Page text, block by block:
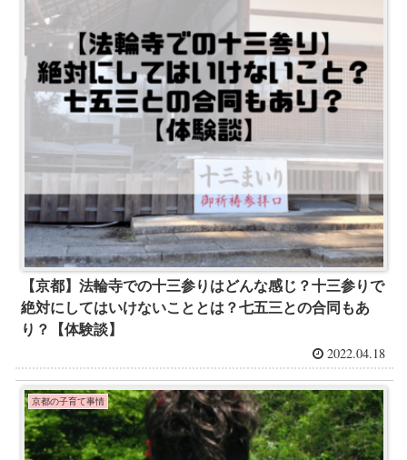
【京都】法輪寺での十三参りはどんな感じ？十三参りで
絶対にしてはいけないこととは？七五三との合同もあ
り？【体験談】
2022.04.18
京都の子育て事情